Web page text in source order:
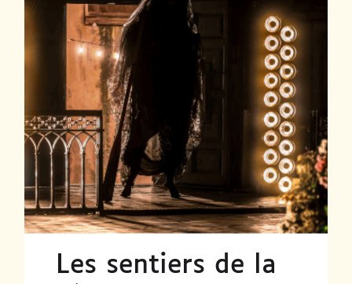
Les sentiers de la